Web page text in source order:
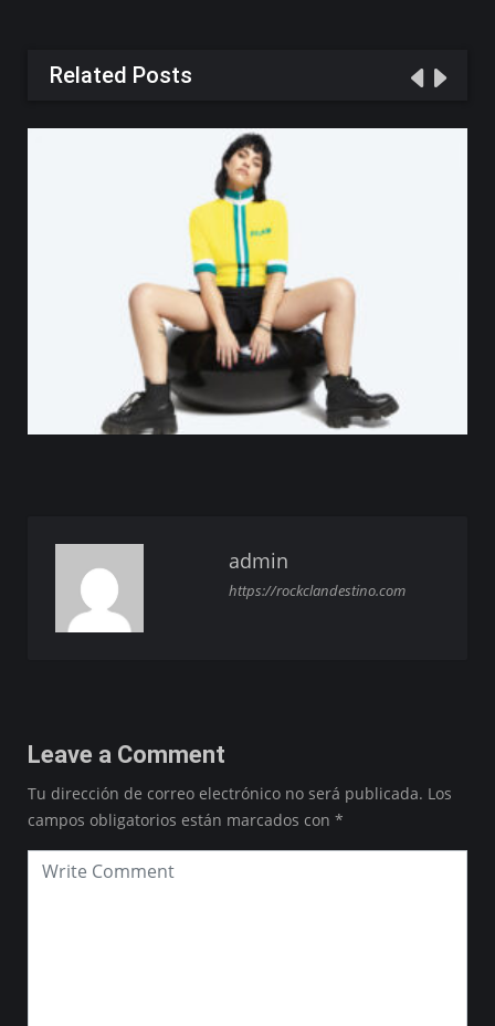
Related Posts
admin
https://rockclandestino.com
Leave a Comment
Tu dirección de correo electrónico no será publicada. Los
campos obligatorios están marcados con *